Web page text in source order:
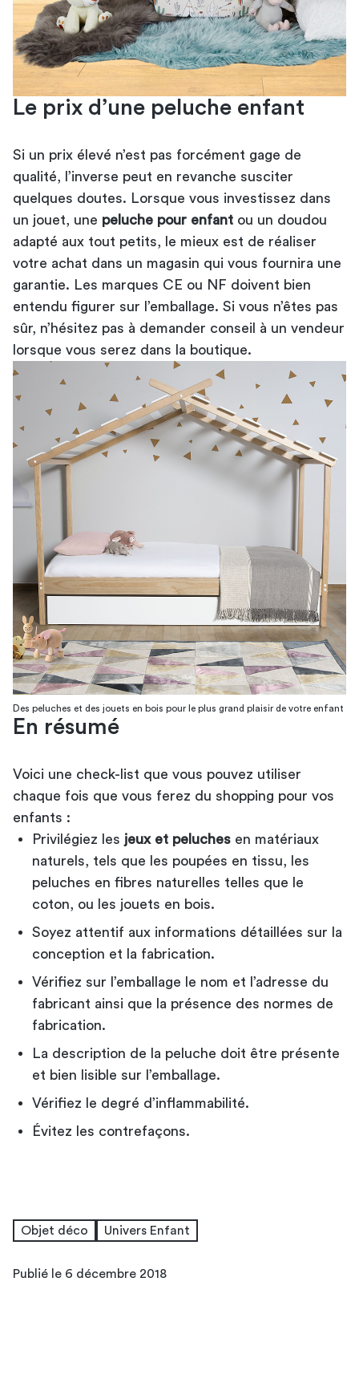
Des peluches et des jouets en bois pour le plus grand plaisir de votre enfant
Le prix d’une peluche enfant
Si un prix élevé n’est pas forcément gage de
qualité, l’inverse peut en revanche susciter
quelques doutes. Lorsque vous investissez dans
un jouet, une peluche pour enfant ou un doudou
adapté aux tout petits, le mieux est de réaliser
votre achat dans un magasin qui vous fournira une
garantie. Les marques CE ou NF doivent bien
entendu figurer sur l’emballage. Si vous n’êtes pas
sûr, n’hésitez pas à demander conseil à un vendeur
lorsque vous serez dans la boutique.
En résumé
Voici une check-list que vous pouvez utiliser
chaque fois que vous ferez du shopping pour vos
enfants :
Privilégiez les jeux et peluches en matériaux
naturels, tels que les poupées en tissu, les
peluches en fibres naturelles telles que le
coton, ou les jouets en bois.
Soyez attentif aux informations détaillées sur la
conception et la fabrication.
Vérifiez sur l’emballage le nom et l’adresse du
fabricant ainsi que la présence des normes de
fabrication.
La description de la peluche doit être présente
et bien lisible sur l’emballage.
Vérifiez le degré d’inflammabilité.
Évitez les contrefaçons.
Objet déco Univers Enfant
Publié le 6 décembre 2018